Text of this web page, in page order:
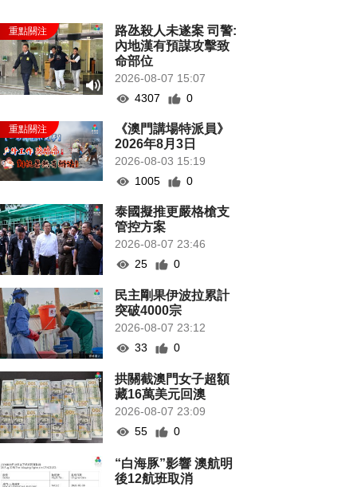
路氹殺人未遂案 司警:
內地漢有預謀攻擊致
命部位
2026-08-07 15:07
4307
0
《澳門講場特派員》
2026年8月3日
2026-08-03 15:19
1005
0
泰國擬推更嚴格槍支
管控方案
2026-08-07 23:46
25
0
民主剛果伊波拉累計
突破4000宗
2026-08-07 23:12
33
0
拱關截澳門女子超額
藏16萬美元回澳
2026-08-07 23:09
55
0
“白海豚”影響 澳航明
後12航班取消